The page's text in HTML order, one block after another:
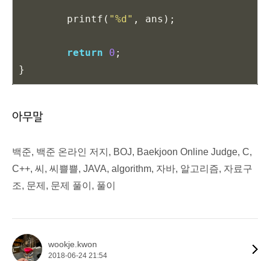
printf ( "%d" , ans );
return 0 ;
}
아무말
백준, 백준 온라인 저지, BOJ, Baekjoon Online Judge, C,
C++, 씨, 씨쁠쁠, JAVA, algorithm, 자바, 알고리즘, 자료구
조, 문제, 문제 풀이, 풀이
wookje.kwon
2018-06-24 21:54